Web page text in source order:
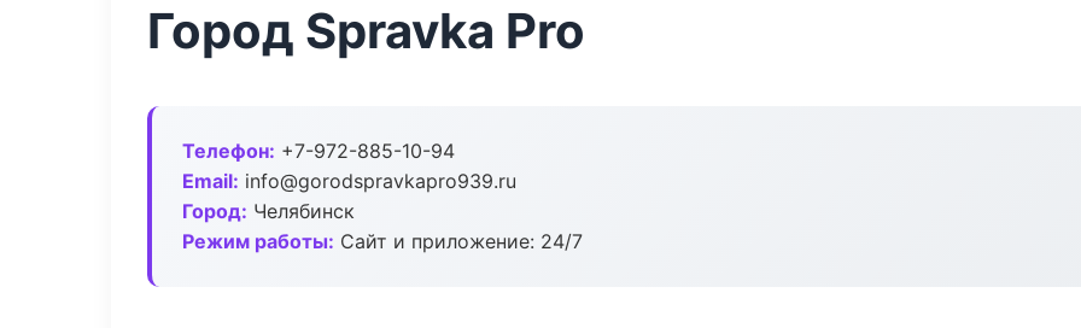
Город Spravka Pro
Телефон: +7-972-885-10-94
Email: info@gorodspravkapro939.ru
Город: Челябинск
Режим работы: Сайт и приложение: 24/7